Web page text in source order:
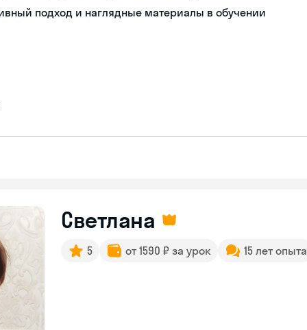
подход и наглядные материалы в обучении
Светлана
5 от 1590 ₽ за урок 15 лет опыта